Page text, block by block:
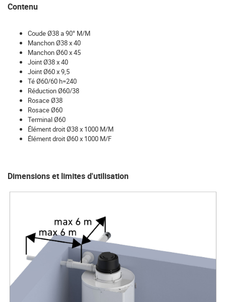
Contenu
Coude Ø38 a 90° M/M
Manchon Ø38 x 40
Manchon Ø60 x 45
Joint Ø38 x 40
Joint Ø60 x 9,5
Té Ø60/60 h=240
Réduction Ø60/38
Rosace Ø38
Rosace Ø60
Terminal Ø60
Élément droit Ø38 x 1000 M/M
Élément droit Ø60 x 1000 M/F
Dimensions et limites d'utilisation